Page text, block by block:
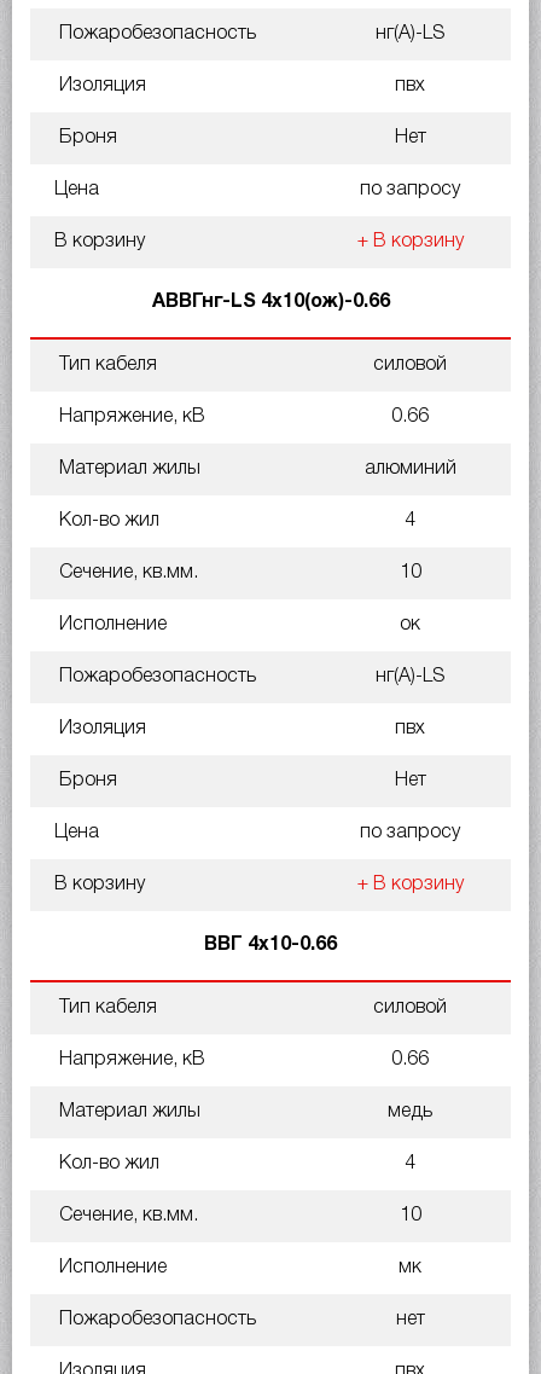
Пожаробезопасность нг(A)-LS
Изоляция пвх
Броня Нет
Цена по запросу
В корзину + В корзину
АВВГнг-LS 4х10(ож)-0.66
Тип кабеля силовой
Напряжение, кВ 0.66
Материал жилы алюминий
Кол-во жил 4
Сечение, кв.мм. 10
Исполнение ок
Пожаробезопасность нг(A)-LS
Изоляция пвх
Броня Нет
Цена по запросу
В корзину + В корзину
ВВГ 4х10-0.66
Тип кабеля силовой
Напряжение, кВ 0.66
Материал жилы медь
Кол-во жил 4
Сечение, кв.мм. 10
Исполнение мк
Пожаробезопасность нет